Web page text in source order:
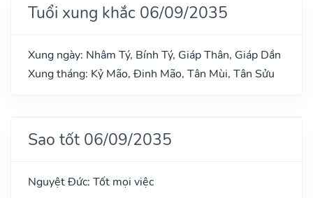
Tuổi xung khắc 06/09/2035
Xung ngày: Nhâm Tý, Bính Tý, Giáp Thân, Giáp Dần
Xung tháng: Kỷ Mão, Đinh Mão, Tân Mùi, Tân Sửu
Sao tốt 06/09/2035
Nguyệt Đức: Tốt mọi việc